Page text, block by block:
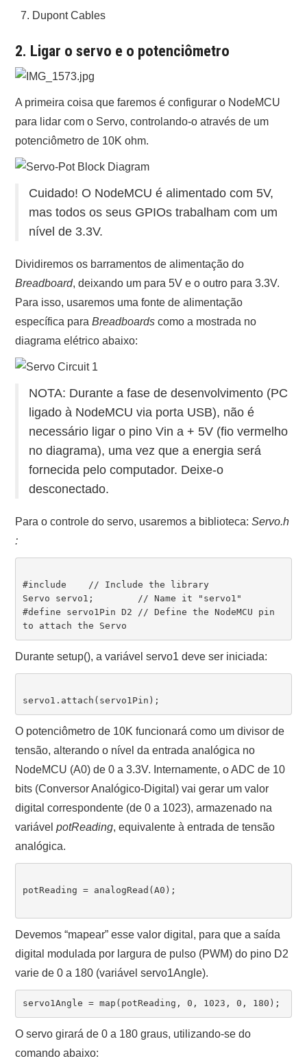
Dupont Cables
2. Ligar o servo e o potenciômetro
A primeira coisa que faremos é configurar o NodeMCU
para lidar com o Servo, controlando-o através de um
potenciômetro de 10K ohm.
Cuidado! O NodeMCU é alimentado com 5V,
mas todos os seus GPIOs trabalham com um
nível de 3.3V.
Dividiremos os barramentos de alimentação do
Breadboard, deixando um para 5V e o outro para 3.3V.
Para isso, usaremos uma fonte de alimentação
específica paraBreadboards como a mostrada no
diagrama elétrico abaixo:
NOTA: Durante a fase de desenvolvimento (PC
ligado à NodeMCU via porta USB), não é
necessário ligar o pino Vin a + 5V (fio vermelho
no diagrama), uma vez que a energia será
fornecida pelo computador. Deixe-o
desconectado.
Para o controle do servo, usaremos a biblioteca: Servo.h
:
#include    // Include the library
Servo servo1;        // Name it "servo1"
#define servo1Pin D2 // Define the NodeMCU pin
Durante setup(), a variável servo1 deve ser iniciada:
O potenciômetro de 10K funcionará como um divisor de
tensão, alterando o nível da entrada analógica no
NodeMCU (A0) de 0 a 3.3V. Internamente, o ADC de 10
bits (Conversor Analógico-Digital) vai gerar um valor
digital correspondente (de 0 a 1023), armazenado na
variávelpotReading, equivalente à entrada de tensão
analógica.
potReading = analogRead(A0);
Devemos “mapear” esse valor digital, para que a saída
digital modulada por largura de pulso (PWM) do pino D2
varie de 0 a 180 (variável servo1Angle).
O servo girará de 0 a 180 graus, utilizando-se do
comando abaixo: